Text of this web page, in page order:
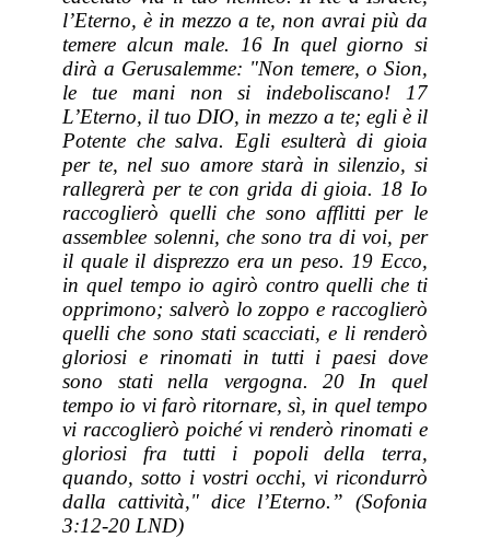
l’Eterno, è in mezzo a te, non avrai più da
temere alcun male. 16 In quel giorno si
dirà a Gerusalemme: "Non temere, o Sion,
le tue mani non si indeboliscano! 17
L’Eterno, il tuo DIO, in mezzo a te; egli è il
Potente che salva. Egli esulterà di gioia
per te, nel suo amore starà in silenzio, si
rallegrerà per te con grida di gioia. 18 Io
raccoglierò quelli che sono afflitti per le
assemblee solenni, che sono tra di voi, per
il quale il disprezzo era un peso. 19 Ecco,
in quel tempo io agirò contro quelli che ti
opprimono; salverò lo zoppo e raccoglierò
quelli che sono stati scacciati, e li renderò
gloriosi e rinomati in tutti i paesi dove
sono stati nella vergogna. 20 In quel
tempo io vi farò ritornare, sì, in quel tempo
vi raccoglierò poiché vi renderò rinomati e
gloriosi fra tutti i popoli della terra,
quando, sotto i vostri occhi, vi ricondurrò
dalla cattività," dice l’Eterno.” (Sofonia
3:12-20 LND)